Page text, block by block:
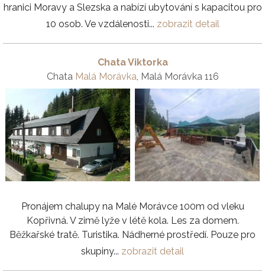
hranici Moravy a Slezska a nabízí ubytování s kapacitou pro
10 osob. Ve vzdálenosti... zobrazit detail
Chata Viktorka
Chata Malá Morávka, Malá Morávka 116
Pronájem chalupy na Malé Morávce 100m od vleku
Kopřivná. V zimě lyže v létě kola. Les za domem.
Běžkařské tratě. Turistika. Nádherné prostředí. Pouze pro
skupiny... zobrazit detail